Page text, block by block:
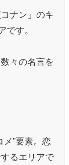
ナン」のキ
す。
々の名言を
”要素。恋
るエリアで